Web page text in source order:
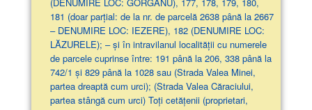
181 (doar parţial: de la nr. de parcelă 2638 până la 2667
– DENUMIRE LOC: IEZERE), 182 (DENUMIRE LOC:
LĂZURELE); – și în intravilanul localității cu numerele
de parcele cuprinse între: 191 până la 206, 338 până la
742/1 și 829 până la 1028 sau (Strada Valea Minei,
partea dreaptă cum urci); (Strada Valea Căraciului,
partea stângă cum urci) Toți cetățenii (proprietari,